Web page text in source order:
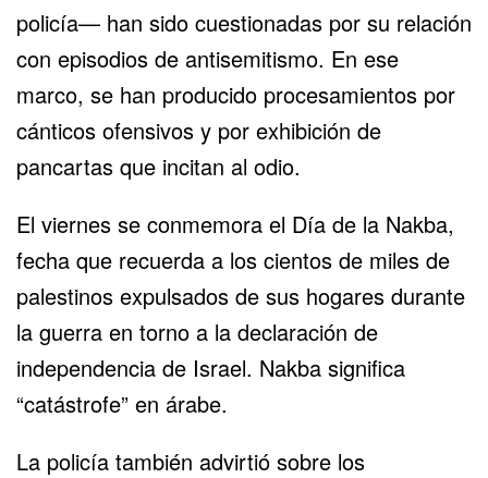
policía— han sido cuestionadas por su relación
con episodios de antisemitismo. En ese
marco, se han producido procesamientos por
cánticos ofensivos y por exhibición de
pancartas que incitan al odio.
El viernes se conmemora el Día de la Nakba,
fecha que recuerda a los cientos de miles de
palestinos expulsados de sus hogares durante
la guerra en torno a la declaración de
independencia de Israel. Nakba significa
“catástrofe” en árabe.
La policía también advirtió sobre los